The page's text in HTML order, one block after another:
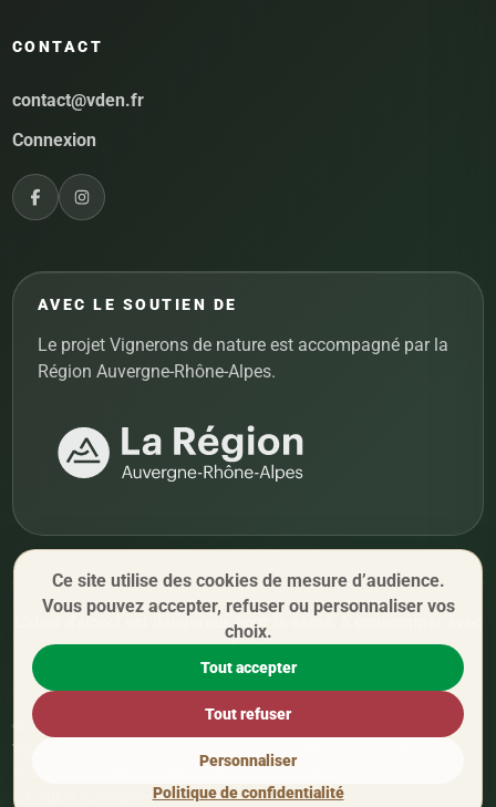
CONTACT
contact@vden.fr
Connexion
AVEC LE SOUTIEN DE
Le projet Vignerons de nature est accompagné par la
Région Auvergne-Rhône-Alpes.
L'abus d'alcool est dangereux pour la santé, à consommer avec
modération.
© 2026 Vignerons de nature. Tous droits réservés.
Vignerons de nature
Qui sommes-nous
La région Auvergne-Rhône-Alpes
Ce site utilise des cookies de mesure d’audience.
Vous pouvez accepter, refuser ou personnaliser vos
choix.
Tout accepter
Tout refuser
Personnaliser
Politique de confidentialité